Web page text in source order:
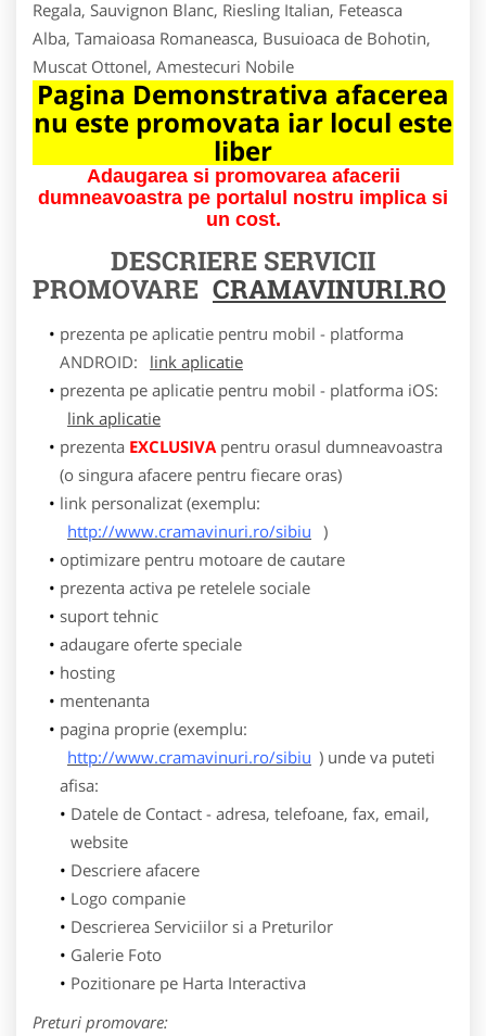
Regala, Sauvignon Blanc, Riesling Italian, Feteasca
Alba, Tamaioasa Romaneasca, Busuioaca de Bohotin,
Muscat Ottonel, Amestecuri Nobile
Pagina Demonstrativa afacerea
nu este promovata iar locul este
liber
Adaugarea si promovarea afacerii
dumneavoastra pe portalul nostru implica si
un cost.
DESCRIERE SERVICII
PROMOVARE CRAMAVINURI.RO
prezenta pe aplicatie pentru mobil - platforma
ANDROID:
link aplicatie
prezenta pe aplicatie pentru mobil - platforma iOS:
link aplicatie
prezenta EXCLUSIVApentru orasul dumneavoastra
(o singura afacere pentru fiecare oras)
link personalizat (exemplu:
http://www.cramavinuri.ro/sibiu )
optimizare pentru motoare de cautare
prezenta activa pe retelele sociale
suport tehnic
adaugare oferte speciale
hosting
mentenanta
pagina proprie (exemplu:
http://www.cramavinuri.ro/sibiu ) unde va puteti
afisa:
Datele de Contact - adresa, telefoane, fax, email,
website
Descriere afacere
Logo companie
Descrierea Serviciilor si a Preturilor
Galerie Foto
Pozitionare pe Harta Interactiva
Preturi promovare: